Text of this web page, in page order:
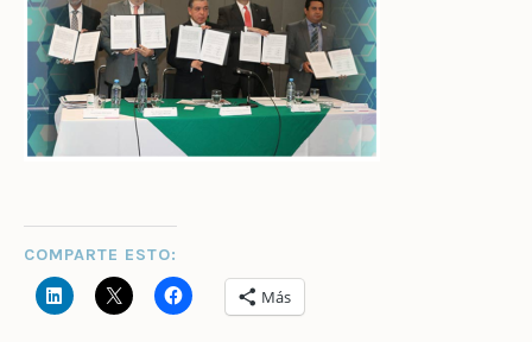
COMPARTE ESTO:
Más